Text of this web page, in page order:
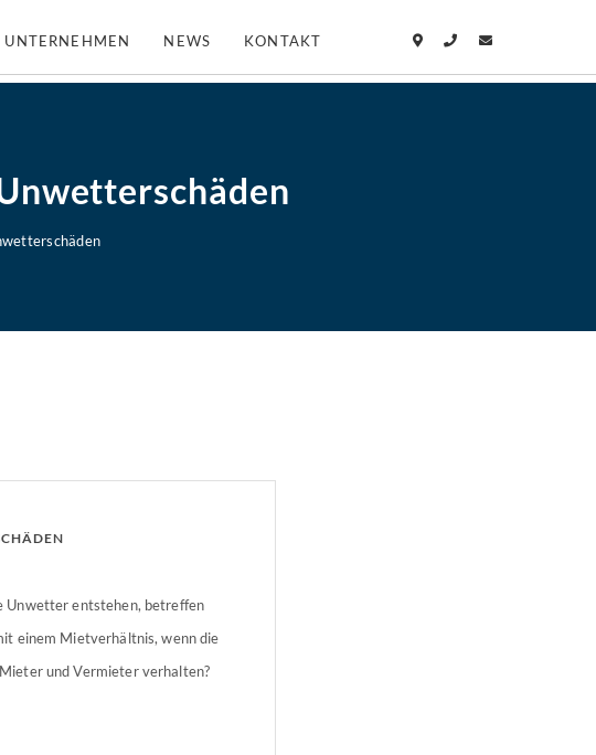
UNTERNEHMEN NEWS KONTAKT
Unwetter entstehen, betreffen
einem Mietverhältnis, wenn die
und Vermieter verhalten?